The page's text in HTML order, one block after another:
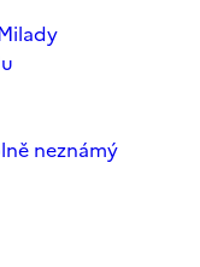
neznámý